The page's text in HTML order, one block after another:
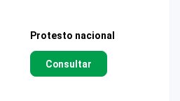
Protesto nacional
Consultar